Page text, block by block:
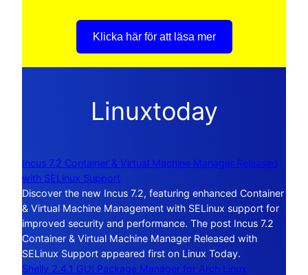
Klicka här för att läsa mer
Linuxtoday
Incus 7.2 Container & Virtual Machine Manager Released
with SELinux Support
Discover the new Incus 7.2, featuring enhanced Container
& Virtual Machine Management with SELinux support for
improved security and performance. The post Incus 7.2
Container & Virtual Machine Manager Released with
SELinux Support appeared first on Linux Today.
Shelly 2.4.1 GUI Package Manager for Arch Linux